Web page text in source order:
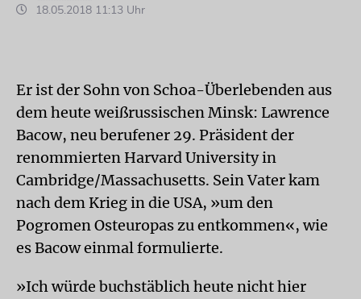
18.05.2018 11:13 Uhr
Er ist der Sohn von Schoa-Überlebenden aus
dem heute weißrussischen Minsk: Lawrence
Bacow, neu berufener 29. Präsident der
renommierten Harvard University in
Cambridge/Massachusetts. Sein Vater kam
nach dem Krieg in die USA, »um den
Pogromen Osteuropas zu entkommen«, wie
es Bacow einmal formulierte.
»Ich würde buchstäblich heute nicht hier